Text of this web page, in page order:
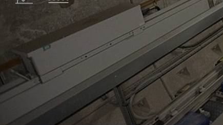
Digitalización
Automatización
Ingeniería